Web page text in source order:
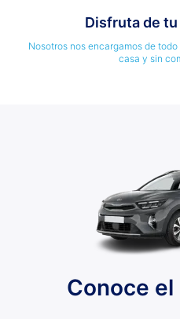
Disfruta de
Nosotros nos encargamos de
casa y sin
Conoce